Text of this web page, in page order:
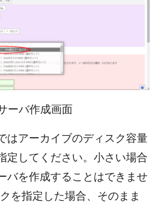
ーバ作成画面
はアーカイブのディスク容量
定してください。小さい場合
バを作成することはできませ
を指定した場合、そのまま